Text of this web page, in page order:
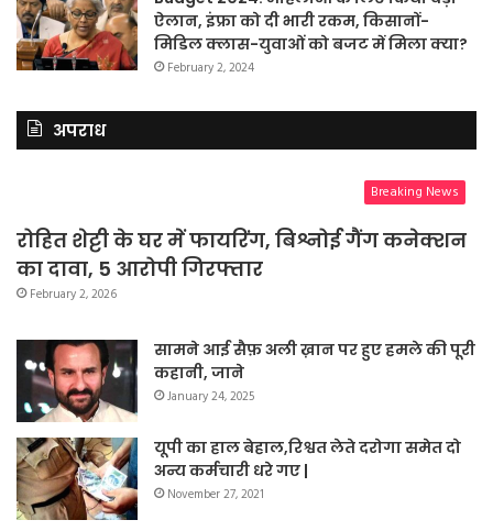
ऐलान, इंफ्रा को दी भारी रकम, किसानों-
मिडिल क्लास-युवाओं को बजट में मिला क्या?
February 2, 2024
अपराध
Breaking News
रोहित शेट्टी के घर में फायरिंग, बिश्नोई गैंग कनेक्शन
का दावा, 5 आरोपी गिरफ्तार
February 2, 2026
सामने आई सैफ़ अली ख़ान पर हुए हमले की पूरी
कहानी, जाने
January 24, 2025
यूपी का हाल बेहाल,रिश्वत लेते दरोगा समेत दो
अन्य कर्मचारी धरे गए |
November 27, 2021